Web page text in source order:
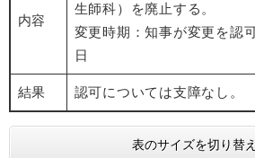
内容
生師科）を廃止する。
変更時期：知事が変更を認
日
結果 認可については支障なし。
表のサイズを切り替